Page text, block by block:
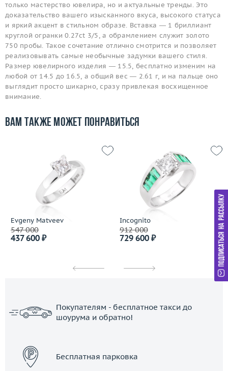
только мастерство ювелира, но и актуальные тренды. Это
доказательство вашего изысканного вкуса, высокого статуса
и яркий акцент в стильном образе. Вставка — 1 бриллиант
круглой огранки 0.27ct 3/5, а обрамлением служит золото
750 пробы. Такое сочетание отлично смотрится и позволяет
реализовывать самые необычные задумки вашего стиля.
Размер ювелирного изделия — 15.5, бесплатно изменим на
любой от 14.5 до 16.5, а общий вес — 2.61 г, и на пальце оно
выглядит просто шикарно, сразу привлекая восхищенное
внимание.
Вам также может понравиться
Evgeny Matveev
547 000
437 600 ₽
Incognito
912 000
729 600 ₽
Покупателям - бесплатное такси до
шоурума и обратно!
Бесплатная парковка